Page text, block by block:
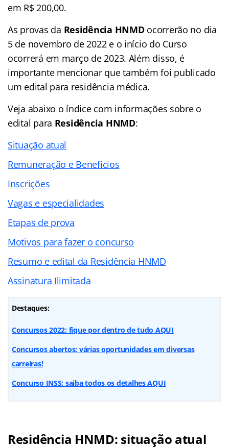
em R$ 200,00.
As provas da Residência HNMD ocorrerão no dia
5 de novembro de 2022 e o início do Curso
ocorrerá em março de 2023. Além disso, é
importante mencionar que também foi publicado
um edital para residência médica.
Veja abaixo o índicecom informações sobre o
edital para Residência HNMD:
Situação atual
Remuneração e Benefícios
Inscrições
Vagas e especialidades
Etapas de prova
Motivos para fazer o concurso
Resumo e edital da Residência HNMD
Assinatura Ilimitada
Destaques:
Concursos 2022: fique por dentro de tudo AQUI
Concursos abertos: várias oportunidades em diversas
carreiras!
Concurso INSS: saiba todos os detalhes AQUI
Residência HNMD: situação atual